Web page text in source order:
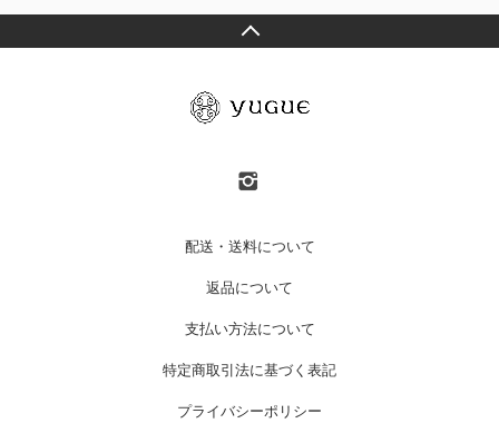
配送・送料について
返品について
支払い方法について
特定商取引法に基づく表記
プライバシーポリシー